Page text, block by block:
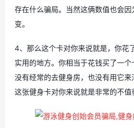
存在什么骗局。当然这俩数值也会
变。
4、那么这个卡对你来说就是，你花
实用的地方。你相当于花钱买了一
没有经常的去健身房，也没有用它
这张健身卡对你来说就是非常的不值